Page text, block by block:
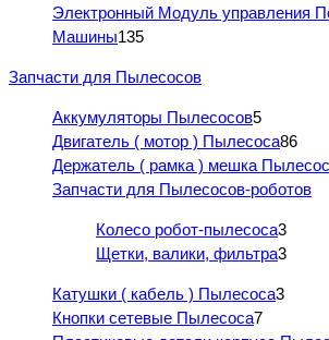
Электронный Модуль управления
Машины135
Запчасти для Пылесосов
Аккумуляторы Пылесосов5
Двигатель ( мотор ) Пылесоса86
Держатель ( рамка ) мешка
Запчасти для Пылесосов-роботов
Колесо робот-пылесоса3
Щетки, валики, фильтра3
Катушки ( кабель ) Пылесоса3
Кнопки сетевые Пылесоса7